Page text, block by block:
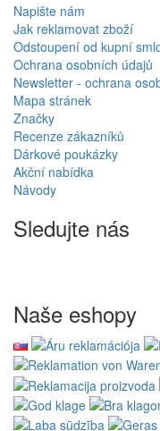
Napište nám
Jak reklamovat zboží
Odstoupení od kupní
Ochrana osobních údajů
Newsletter - ochrana
Mapa stránek
Značky
Recenze zákazníků
Dárkové poukázky
Akční nabídka
Návody
Sledujte nás
Naše eshopy